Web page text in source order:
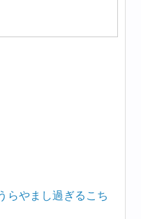
らやまし過ぎるこち